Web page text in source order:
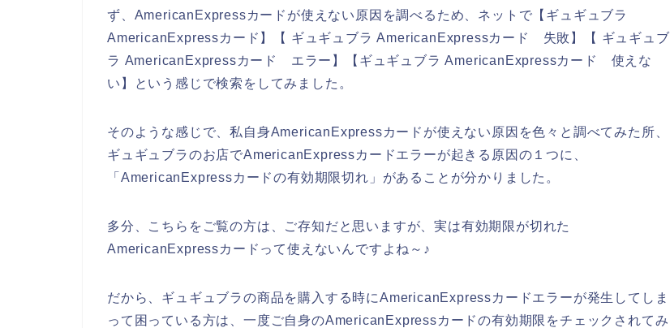
ず、AmericanExpressカードが使えない原因を調べるため、ネットで【ギュギュブラ
AmericanExpressカード】【 ギュギュブラ AmericanExpressカード 失敗】【 ギュギュブ
ラ AmericanExpressカード エラー】【ギュギュブラ AmericanExpressカード 使えな
い】という感じで検索をしてみました。
そのような感じで、私自身AmericanExpressカードが使えない原因を色々と調べてみた所、
ギュギュブラのお店でAmericanExpressカードエラーが起きる原因の１つに、
「AmericanExpressカードの有効期限切れ」があることが分かりました。
多分、こちらをご覧の方は、ご存知だと思いますが、実は有効期限が切れた
AmericanExpressカードって使えないんですよね～♪
だから、ギュギュブラの商品を購入する時にAmericanExpressカードエラーが発生してしま
って困っている方は、一度ご自身のAmericanExpressカードの有効期限をチェックされてみ